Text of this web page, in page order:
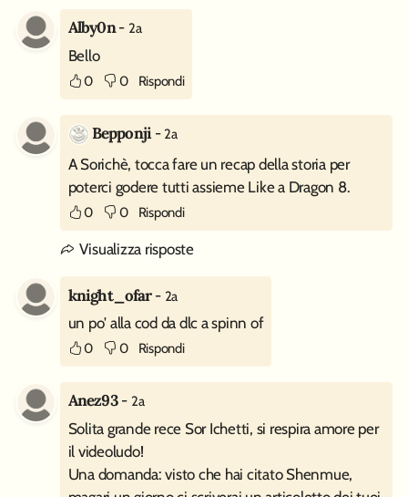
Alby0n- 2a
Bello
0 0 Rispondi
Bepponji- 2a
A Sorichè, tocca fare un recap della storia per
poterci godere tutti assieme Like a Dragon 8.
0 0 Rispondi
Visualizza risposte
knight_ofar- 2a
un po' alla cod da dlc a spinn of
0 0 Rispondi
Anez93- 2a
Solita grande rece Sor Ichetti, si respira amore per
il videoludo!
Una domanda: visto che hai citato Shenmue,